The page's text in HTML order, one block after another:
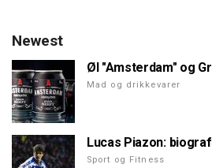
Newest
Øl "Amsterdam" og
Mad og drikkevarer
Lucas Piazon:
Sport og Fitness